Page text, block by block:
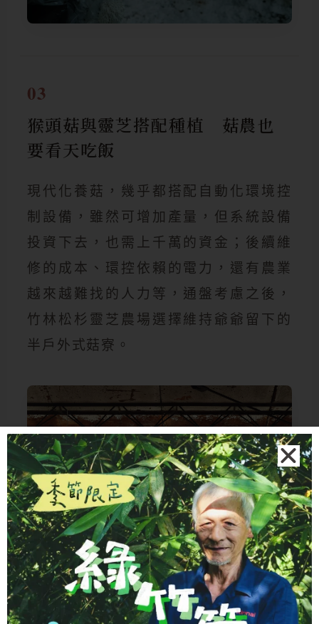
03
猴頭菇與靈芝搭配種植 菇農也
要看天吃飯
現代化養菇，幾乎都搭配自動化環境控
制設備，雖然可增加產量，但系統設備
投資下去，也需上千萬的資金；後續維
修的成本、環控依賴的電力，還有農業
越來越難找的人力等，通盤考慮之後，
竹林松杉靈芝農場選擇維持爺爺留下的
半戶外式菇寮。